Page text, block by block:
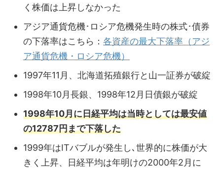
く株価は上昇しなかった
アジア通貨危機･ロシア危機発生時の株式･債券
の下落率はこちら： 各資産の最大下落率（アジ
ア通貨危機・ロシア危機）
1997年11月、北海道拓殖銀行と山一証券が破綻
1998年10月長銀、1998年12月日債銀が破綻
1998年10月に日経平均は当時としては最安値
の12787円まで下落した
1999年はITバブルが発生し､世界的に株価が大
きく上昇、日経平均は年明けの2000年2月に